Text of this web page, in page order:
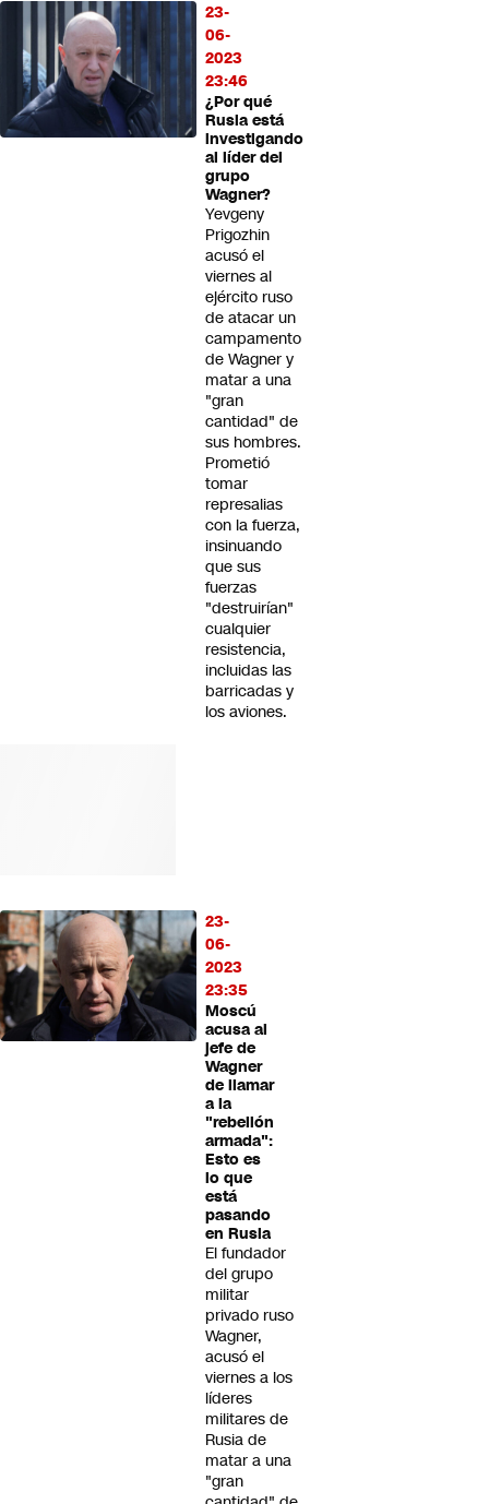
23-
06-
2023
23:46
¿Por qué
Rusia está
investigando
al líder del
grupo
Wagner?
Yevgeny
Prigozhin
acusó el
viernes al
ejército ruso
de atacar un
campamento
de Wagner y
matar a una
"gran
cantidad" de
sus hombres.
Prometió
tomar
represalias
con la fuerza,
insinuando
que sus
fuerzas
"destruirían"
cualquier
resistencia,
incluidas las
barricadas y
los aviones.
23-
06-
2023
23:35
Moscú
acusa al
jefe de
Wagner
de llamar
a la
"rebelión
armada":
Esto es
lo que
está
pasando
en Rusia
El fundador
del grupo
militar
privado ruso
Wagner,
acusó el
viernes a los
líderes
militares de
Rusia de
matar a una
"gran